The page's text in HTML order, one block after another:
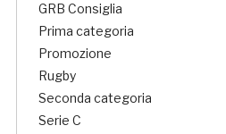
GRB Consiglia
Prima categoria
Promozione
Rugby
Seconda categoria
Serie C